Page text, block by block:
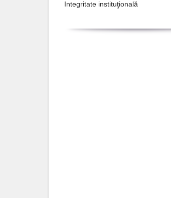
Integritate instituţională